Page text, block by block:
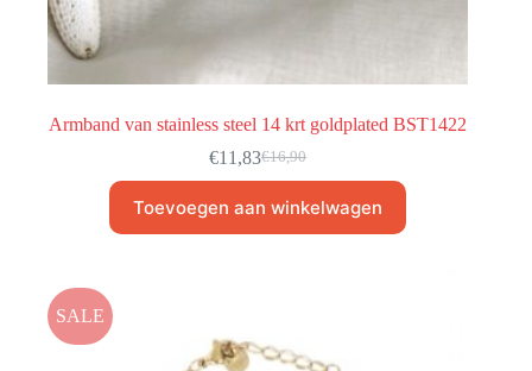
Armband van stainless steel 14 krt goldplated BST1422
€16,90
€11,83
Toevoegen aan winkelwagen
SALE